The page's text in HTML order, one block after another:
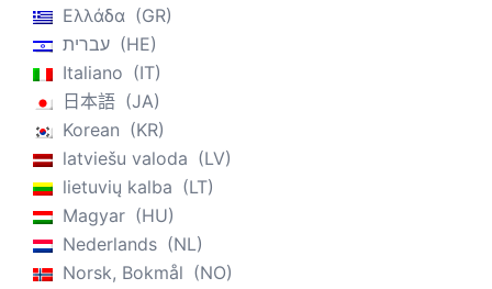
Ελλάδα
GR
עברית
HE
Italiano
IT
日本語
JA
Korean
KR
latviešu valoda
LV
lietuvių kalba
LT
Magyar
HU
Nederlands
NL
Norsk, Bokmål
NO